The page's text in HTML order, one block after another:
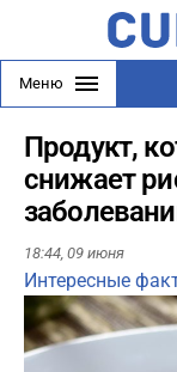
Меню
Продукт,
снижает
18:44, 09 июня
Интересные